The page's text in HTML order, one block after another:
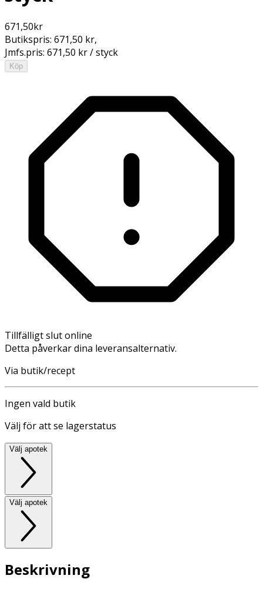
671,50kr
Butikspris: 671,50 kr,
Jmfs.pris: 671,50 kr / styck
Köp
Tillfälligt slut online
Detta påverkar dina leveransalternativ.
Via butik/recept
Ingen vald butik
Välj för att se lagerstatus
Välj apotek
Välj apotek
Beskrivning